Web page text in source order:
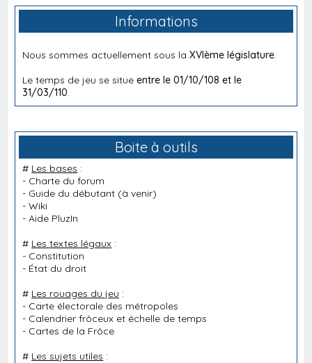
Informations
Nous sommes actuellement sous laXVIème législature
Le temps de jeu se situeentre le 01/10/108 et le
31/03/110
Boite à outils
# Les bases :
- Charte du forum
- Guide du débutant (à venir)
-Wiki
-Aide PluzIn
# Les textes légaux :
- Constitution
- État du droit
# Les rouages du jeu :
- Carte électorale des métropoles
- Calendrier frôceux et échelle de temps
- Cartes de la Frôce
# Les sujets utiles :